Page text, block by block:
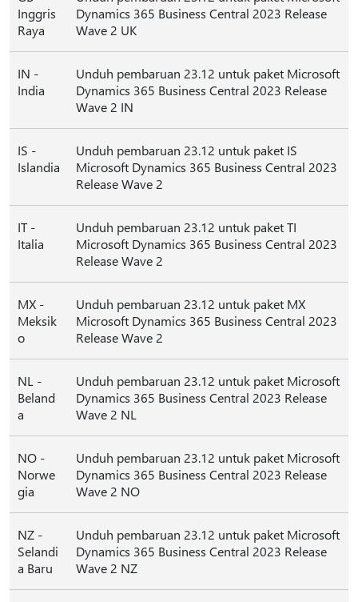
Inggris
Raya
Dynamics 365 Business Central 2023 Release
Wave 2 UK
IN -
India
Unduh pembaruan 23.12 untuk paket Microsoft
Dynamics 365 Business Central 2023 Release
Wave 2 IN
IS -
Islandia
Unduh pembaruan 23.12 untuk paket IS
Microsoft Dynamics 365 Business Central 2023
Release Wave 2
IT -
Italia
Unduh pembaruan 23.12 untuk paket TI
Microsoft Dynamics 365 Business Central 2023
Release Wave 2
MX -
Meksik
o
Unduh pembaruan 23.12 untuk paket MX
Microsoft Dynamics 365 Business Central 2023
Release Wave 2
NL -
Beland
a
Unduh pembaruan 23.12 untuk paket Microsoft
Dynamics 365 Business Central 2023 Release
Wave 2 NL
NO -
Norwe
gia
Unduh pembaruan 23.12 untuk paket Microsoft
Dynamics 365 Business Central 2023 Release
Wave 2 NO
NZ -
Selandi
a Baru
Unduh pembaruan 23.12 untuk paket Microsoft
Dynamics 365 Business Central 2023 Release
Wave 2 NZ